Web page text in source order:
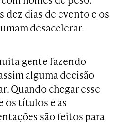
dez dias de evento e os
desacelerar.
gente fazendo
alguma decisão
Quando chegar esse
os títulos e as
são feitos para